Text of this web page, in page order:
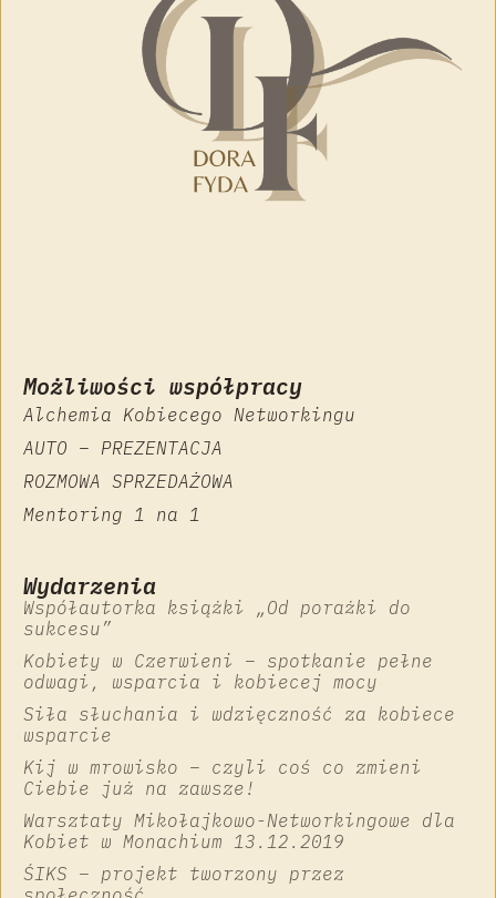
Możliwości współpracy
Alchemia Kobiecego Networkingu
AUTO – PREZENTACJA
ROZMOWA SPRZEDAŻOWA
Mentoring 1 na 1
Wydarzenia
Współautorka książki „Od porażki do
sukcesu”
Kobiety w Czerwieni – spotkanie pełne
odwagi, wsparcia i kobiecej mocy
Siła słuchania i wdzięczność za kobiece
wsparcie
Kij w mrowisko – czyli coś co zmieni
Ciebie już na zawsze!
Warsztaty Mikołajkowo-Networkingowe dla
Kobiet w Monachium 13.12.2019
ŚIKS – projekt tworzony przez